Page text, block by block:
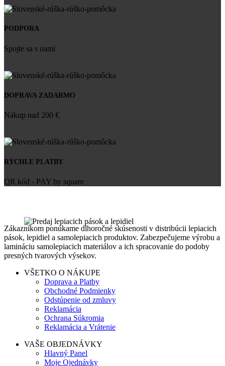
PODPORA
Spojte sa s nami
DOPRAVA ZADARMO
Nákup nad 200 €
RÝCHLE PLATBY
QR kód - PAY by square
Zákazníkom ponúkame dlhoročné skúsenosti v distribúcii lepiacich
pások, lepidiel a samolepiacich produktov. Zabezpečujeme výrobu a
lamináciu samolepiacich materiálov a ich spracovanie do podoby
presných tvarových výsekov.
VŠETKO O NÁKUPE
Doprava a Platby
Obchodné Podmienky
Odstúpenie od zmluvy
Reklamácia
Ochrana Súkromia
Reklamácia a Vrátenie
VAŠE OBJEDNÁVKY
Hlavný Panel
Moje Ojednávky